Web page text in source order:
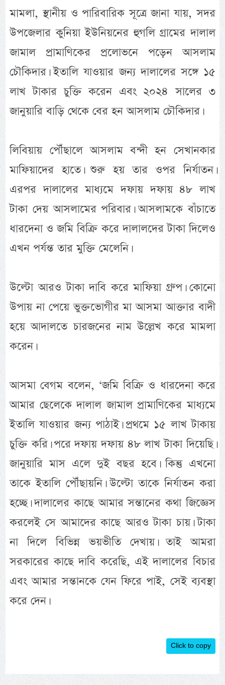
‎মামলা, স্থানীয় ও পারিবারিক সূত্রে জানা যায়, সদর
উপজেলার কুনিয়া ইউনিয়নের হুগলি গ্রামের দালাল
জামাল প্রামাণিকের প্রলোভনে পড়েন আসলাম
চৌকিদার। ইতালি যাওয়ার জন্য দালালের সঙ্গে ১৫
লাখ টাকার চুক্তি করেন এবং ২০২৪ সালের ৩
জানুয়ারি বাড়ি থেকে বের হন আসলাম চৌকিদার।
লিবিয়ায় পৌঁছালে আসলাম বন্দী হন সেখানকার
মাফিয়াদের হাতে। শুরু হয় তার ওপর নির্যাতন।
এরপর দালালের মাধ্যমে দফায় দফায় ৪৮ লাখ
টাকা দেয় আসলামের পরিবার। আসলামকে বাঁচাতে
ধারদেনা ও জমি বিক্রি করে দালালদের টাকা দিলেও
এখন পর্যন্ত তার মুক্তি মেলেনি।
উল্টো আরও টাকা দাবি করে মাফিয়া গ্রুপ। কোনো
উপায় না পেয়ে ভুক্তভোগীর মা আসমা আক্তার বাদী
হয়ে আদালতে চারজনের নাম উল্লেখ করে মামলা
করেন।
আসমা বেগম বলেন, ‘জমি বিক্রি ও ধারদেনা করে
আমার ছেলেকে দালাল জামাল প্রামাণিকের মাধ্যমে
ইতালি যাওয়ার জন্য পাঠাই। প্রথমে ১৫ লাখ টাকায়
চুক্তি করি। পরে দফায় দফায় ৪৮ লাখ টাকা দিয়েছি।
জানুয়ারি মাস এলে দুই বছর হবে। কিন্তু এখনো
তাকে ইতালি পৌঁছায়নি। উল্টো তাকে নির্যাতন করা
হচ্ছে। দালালের কাছে আমার সন্তানের কথা জিজ্ঞেস
করলেই সে আমাদের কাছে আরও টাকা চায়। টাকা
না দিলে বিভিন্ন ভয়ভীতি দেখায়। তাই আমরা
সরকারের কাছে দাবি করেছি, এই দালালের বিচার
এবং আমার সন্তানকে যেন ফিরে পাই, সেই ব্যবস্থা
করে দেন।
Click to copy